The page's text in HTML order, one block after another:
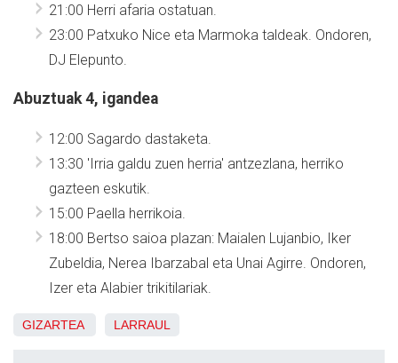
21:00 Herri afaria ostatuan.
23:00 Patxuko Nice eta Marmoka taldeak. Ondoren,
DJ Elepunto.
Abuztuak 4, igandea
12:00 Sagardo dastaketa.
13:30 'Irria galdu zuen herria' antzezlana, herriko
gazteen eskutik.
15:00 Paella herrikoia.
18:00 Bertso saioa plazan: Maialen Lujanbio, Iker
Zubeldia, Nerea Ibarzabal eta Unai Agirre. Ondoren,
Izer eta Alabier trikitilariak.
GIZARTEA LARRAUL